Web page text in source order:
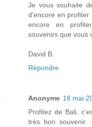
Je vous souhaite
d'encore en profiter
encore en
souvenirs que vous
David B.
Répondre
Anonyme 18 mai
Profitez de Bali,
très bon souvenir